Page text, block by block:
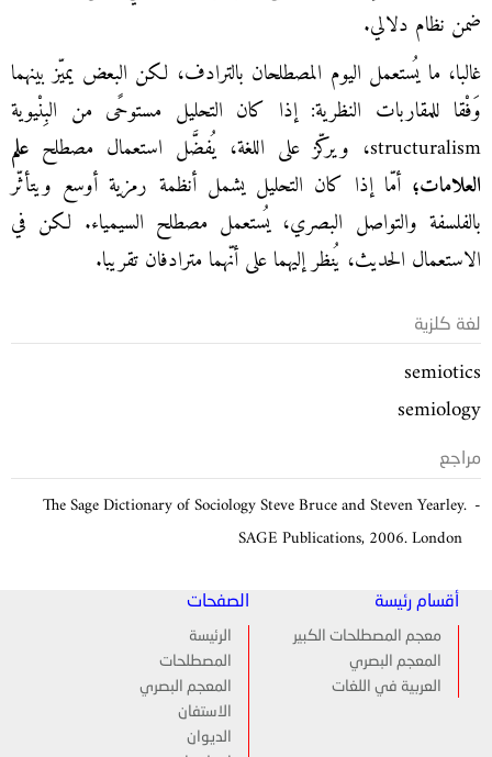
ضمن نظام دلالي.
غالبا، ما يُستعمل اليوم المصطلحان بالترادف، لكن البعض يميّز بينهما
وَفْقا للمقاربات النظرية: إذا كان التحليل مستوحًى من البِنْيوية
structuralism، ويركّز على اللغة، يُفضَّل استعمال مصطلح
علم
العلامات؛ أمّا إذا كان التحليل يشمل أنظمة رمزية أوسع ويتأثّر
بالفلسفة والتواصل البصري، يُستعمل مصطلح السيمياء. لكن في
الاستعمال الحديث، يُنظر إليهما على أنّهما مترادفان تقريبا.
لغة كلزية
semiotics
semiology
مراجع
The Sage Dictionary of Sociology Steve Bruce and Steven Yearley.
SAGE Publications, 2006. London
أقسام رئيسة
معجم المصطلحات الكبير
المعجم البصري
العربية في اللغات
الصفحات
الرئيسة
المصطلحات
المعجم البصري
الاستفان
الديوان